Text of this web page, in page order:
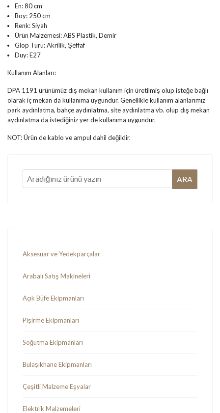
En: 80 cm
Boy: 250 cm
Renk: Siyah
Ürün Malzemesi: ABS Plastik, Demir
Glop Türü: Akrilik, Şeffaf
Duy: E27
Kullanım Alanları:
DPA 1191 ürünümüz dış mekan kullanım için üretilmiş olup isteğe bağlı
olarak iç mekan da kullanıma uygundur. Genellikle kullanım alanlarımız
park aydınlatma, bahçe aydınlatma, site aydınlatma vb. olup dış mekan
aydınlatma da istediğiniz yer de kullanıma uygundur.
NOT: Ürün de kablo ve ampul dahil değildir.
Aksesuar ve Yedekparçalar
Arabalı Satış Makineleri
Açık Büfe Ekipmanları
Pişirme Ekipmanları
Soğutma Ekipmanları
Bulaşıkhane Ekipmanları
Çeşitli Malzeme Eşyalar
Elektrik Malzemeleri